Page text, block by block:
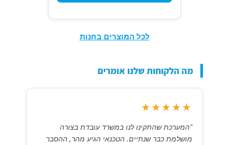
לכל המוצרים בחנות
מה הלקוחות שלנו אומרים
★★★★★
"המערכת שהתקינו לנו במשרד עובדת בצורה
מושלמת כבר שנתיים. הטכנאי הגיע מהר, ההסבר